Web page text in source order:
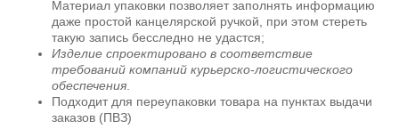
Материал упаковки позволяет заполнять информацию
даже простой канцелярской ручкой, при этом стереть
такую запись бесследно не удастся;
Изделие спроектировано в соответствие
требований компаний курьерско-логистического
обеспечения
Подходит для переупаковки товара на пунктах выдачи
заказов (ПВЗ)